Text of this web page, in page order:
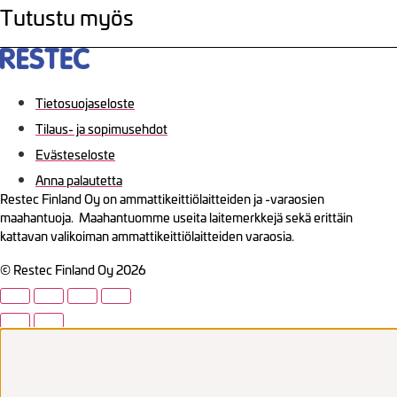
Tutustu myös
Tietosuojaseloste
Tilaus- ja sopimusehdot
Evästeseloste
Anna palautetta
Restec Finland Oy on ammattikeittiölaitteiden ja -varaosien
maahantuoja. Maahantuomme useita laitemerkkejä sekä erittäin
kattavan valikoiman ammattikeittiölaitteiden varaosia.
© Restec Finland Oy 2026